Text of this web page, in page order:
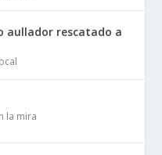
aullador rescatado a
la mira